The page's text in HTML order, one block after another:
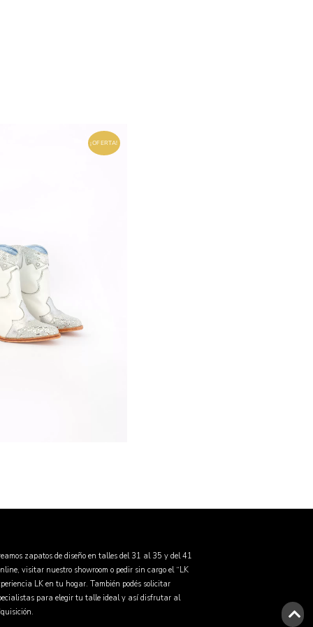
¡OFERTA!
zapatos de diseño en talles del 31 al 35 y del 41
visitar nuestro showroom o pedir sin cargo el “LK
LK en tu hogar. También podés solicitar
para elegir tu talle ideal y así disfrutar al